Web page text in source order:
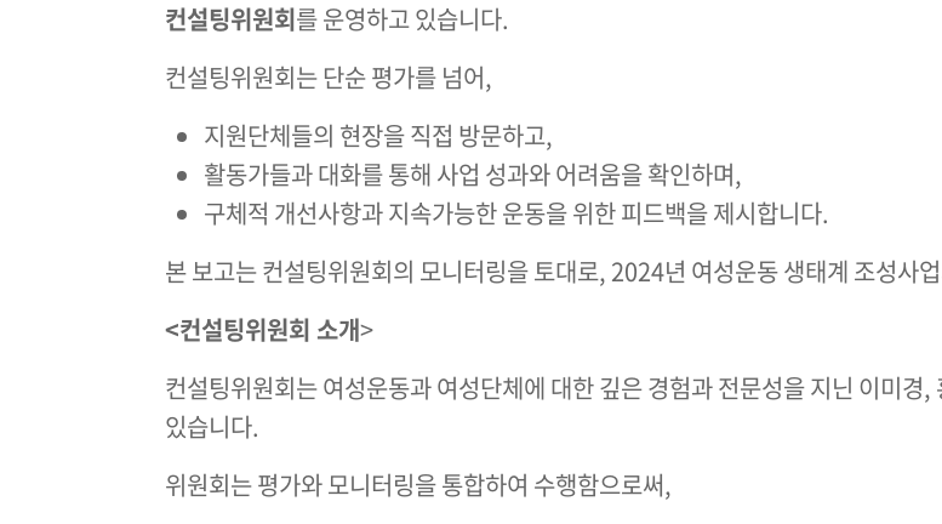
컨설팅위원회를 운영하고 있습니다.
컨설팅위원회는 단순 평가를 넘어,
지원단체들의 현장을 직접 방문하고,
활동가들과 대화를 통해 사업 성과와 어려움을 확인하며,
구체적 개선사항과 지속가능한 운동을 위한 피드백을 제시합니다.
본 보고는 컨설팅위원회의 모니터링을 토대로, 2024년 여성운동 생태계 조성사
<컨설팅위원회 소개>
컨설팅위원회는 여성운동과 여성단체에 대한 깊은 경험과 전문성을 지닌 이미
있습니다.
위원회는 평가와 모니터링을 통합하여 수행함으로써,